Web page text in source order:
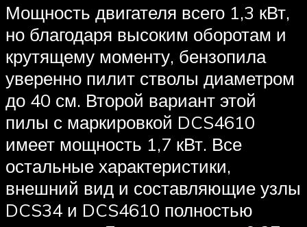
Мощность двигателя всего 1,3 кВт,
но благодаря высоким оборотам и
крутящему моменту, бензопила
уверенно пилит стволы диаметром
до 40 см. Второй вариант этой
пилы с маркировкой DCS4610
имеет мощность 1,7 кВт. Все
остальные характеристики,
внешний вид и составляющие узлы
DCS34 и DCS4610 полностью